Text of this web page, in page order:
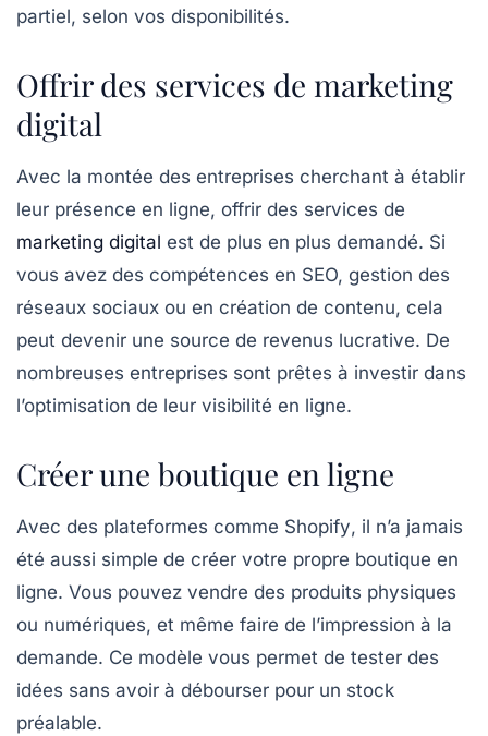
partiel, selon vos disponibilités.
Offrir des services de marketing
digital
Avec la montée des entreprises cherchant à établir
leur présence en ligne, offrir des services de
marketing digital est de plus en plus demandé. Si
vous avez des compétences en SEO, gestion des
réseaux sociaux ou en création de contenu, cela
peut devenir une source de revenus lucrative. De
nombreuses entreprises sont prêtes à investir dans
l’optimisation de leur visibilité en ligne.
Créer une boutique en ligne
Avec des plateformes comme Shopify, il n’a jamais
été aussi simple de créer votre propre boutique en
ligne. Vous pouvez vendre des produits physiques
ou numériques, et même faire de l’impression à la
demande. Ce modèle vous permet de tester des
idées sans avoir à débourser pour un stock
préalable.